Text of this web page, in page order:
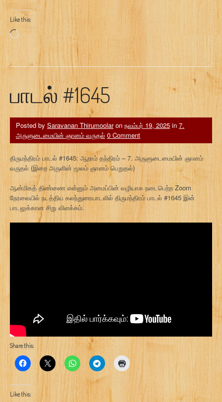
Like this:
Loading…
பாடல் #1645
Posted by Saravanan Thirumoolaron நவம்பர் 19, 2025 in 7.
அருளுடைமையின் ஞானம் வருதல் 0 Comment
திருமந்திரம் பாடல் #1645: ஆறாம் தந்திரம் – 7. அருளுடைமையின் ஞானம்
வருதல் (இறை அருளின் மூலம் ஞானம் பெறுதல்)
ஆன்மிகத் திண்ணை என்னும் அமைப்பின் வழியாக நடைபெற்ற Zoom
நேரலையில் நடத்திய கலந்துரையாடலில் திருமந்திரம் பாடல் #1645 இன்
பாடலுக்கான சிறு விளக்கம்.
Share this:
Like this: